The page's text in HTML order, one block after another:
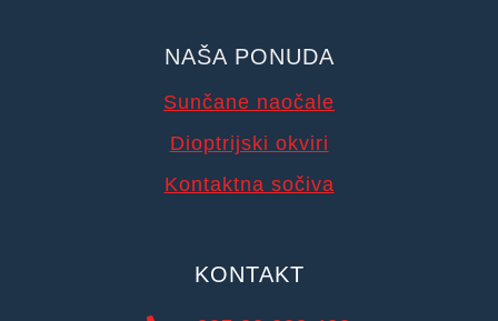
NAŠA PONUDA
Sunčane naočale
Dioptrijski okviri
Kontaktna sočiva
KONTAKT